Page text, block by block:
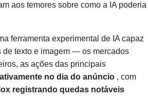
aos temores sobre como a IA poderia
ferramenta experimental de IA capaz
de texto e imagem — os mercados
as ações das principais
no dia do anúncio , com
registrando quedas notáveis